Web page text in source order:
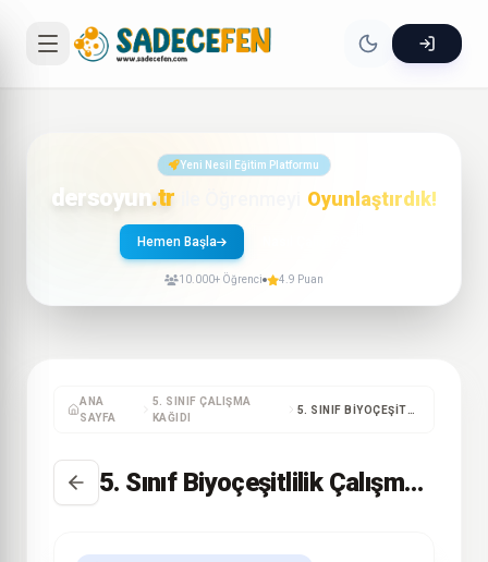
Yeni Nesil Eğitim Platformu
dersoyun .tr Oyunlaştırdık!
Hemen Başla
10.000+ Öğrenci 4.9 Puan
ANA
SAYFA
5. SINIF ÇALIŞMA
KAĞIDI
5. Sınıf Biyoçeşitlilik Çalışma Kağıdı